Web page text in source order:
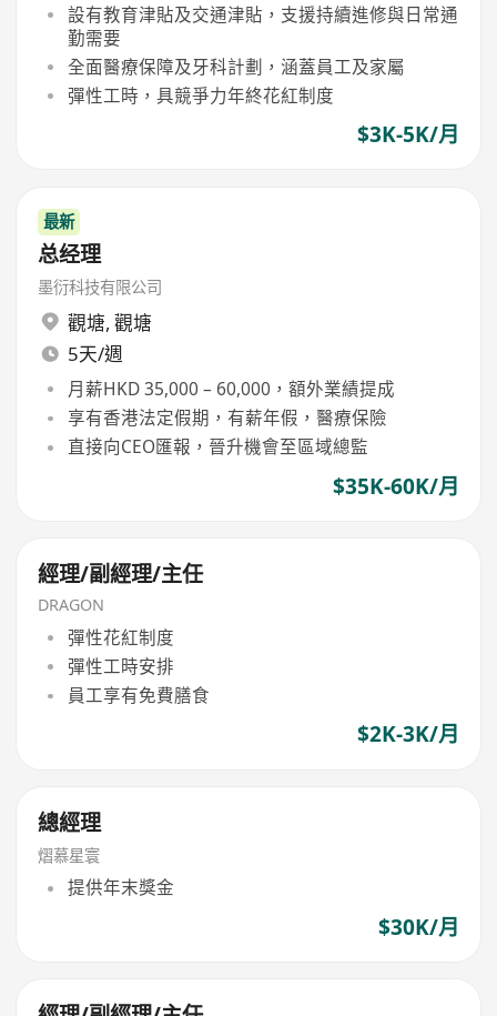
設有教育津貼及交通津貼，支援持續進修與日常通
勤需要
全面醫療保障及牙科計劃，涵蓋員工及家屬
彈性工時，具競爭力年終花紅制度
$3K-5K/月
最新
总经理
墨衍科技有限公司
觀塘, 觀塘
5天/週
月薪HKD 35,000 – 60,000，額外業績提成
享有香港法定假期，有薪年假，醫療保險
直接向CEO匯報，晉升機會至區域總監
$35K-60K/月
經理/副經理/主任
DRAGON
彈性花紅制度
彈性工時安排
員工享有免費膳食
$2K-3K/月
總經理
熠慕星寰
提供年末獎金
$30K/月